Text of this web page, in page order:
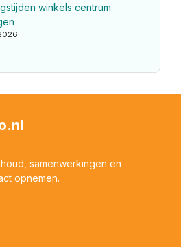
winkels centrum
samenwerkingen en
opnemen.